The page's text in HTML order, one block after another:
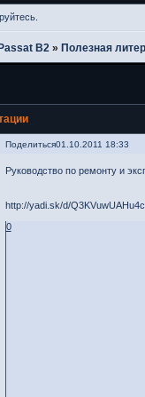
.
B2 » Полезная
Поделиться01.10.2011 18:33
Руководство по ремонту и
http://yadi.sk/d/
0